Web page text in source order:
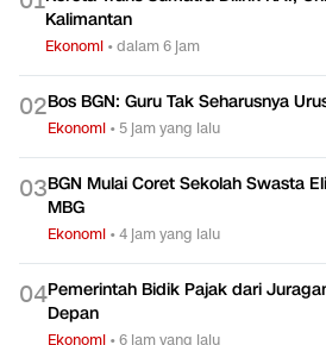
Kalimantan
Ekonomi •dalam 6 jam
02Bos BGN: Guru Tak Seharusnya
Ekonomi • 5 jam yang lalu
03BGN Mulai Coret Sekolah Swasta
MBG
Ekonomi •4 jam yang lalu
04Pemerintah Bidik Pajak dari
Depan
Ekonomi •6 jam yang lalu